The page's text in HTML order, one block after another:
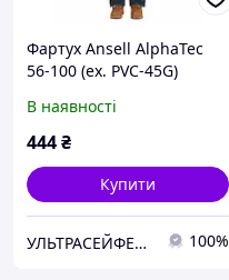
Фартух Ansell AlphaTec
56-100 (ex. PVC-45G)
В наявності
444₴
Купити
УЛЬТРАСЕЙФЕТІ ТОВ 100%